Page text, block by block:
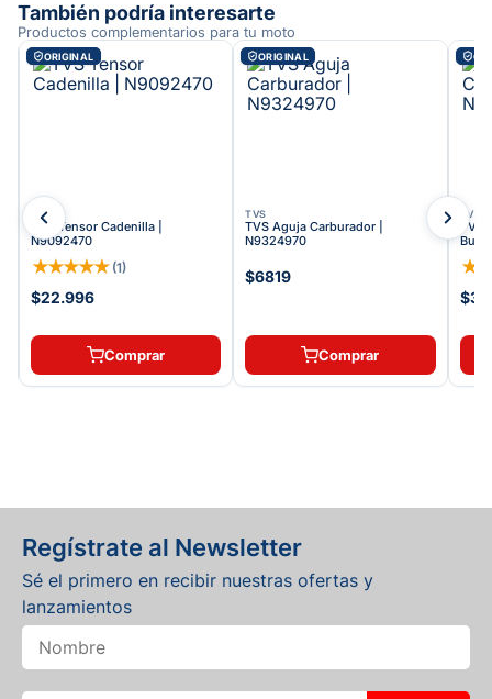
También podría interesarte
Productos complementarios para tu moto
ORIGINAL
TVS
TVS Tensor Cadenilla |
N9092470
★★★★★ (1)
$22.996
Comprar
ORIGINAL
TVS
TVS Aguja Carburador |
N9324970
$6819
Comprar
TVS
TVS
★
Regístrate al Newsletter
Sé el primero en recibir nuestras ofertas y
lanzamientos